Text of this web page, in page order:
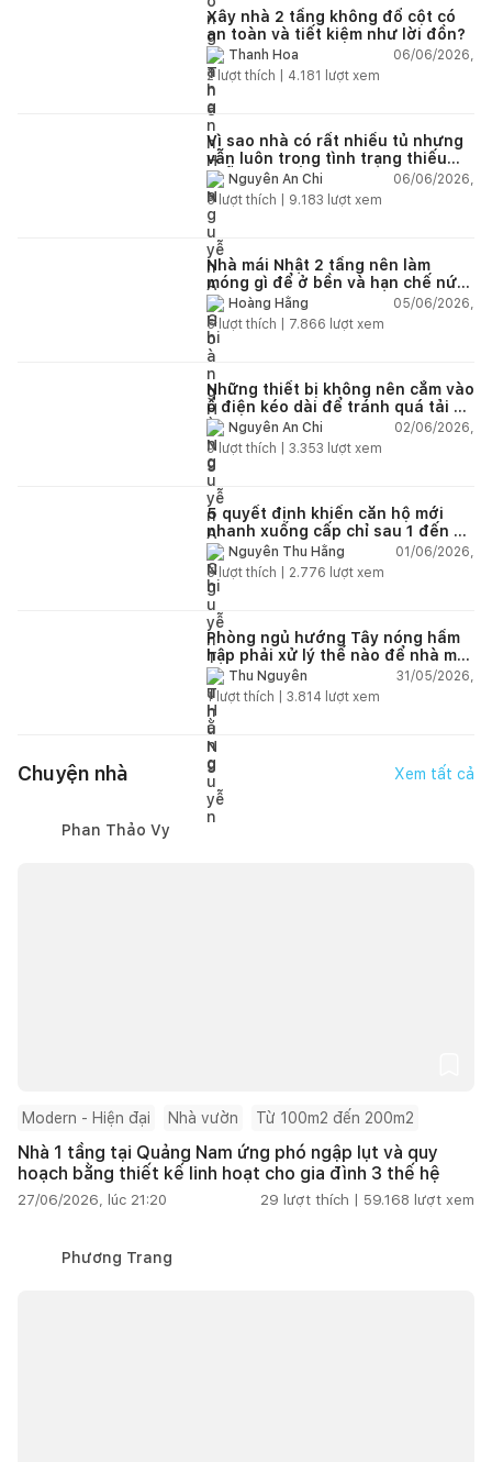
Xây nhà 2 tầng không đổ cột có
an toàn và tiết kiệm như lời đồn?
Thanh Hoa
06/06/2026,
2lượt thích | 4.181 lượt xem
Vì sao nhà có rất nhiều tủ nhưng
vẫn luôn trong tình trạng thiếu
chỗ chứa đồ?
Nguyễn An Chi
06/06/2026,
5lượt thích | 9.183 lượt xem
Nhà mái Nhật 2 tầng nên làm
móng gì để ở bền và hạn chế nứt
lún?Hoàng Hằng
05/06/2026,
5lượt thích | 7.866 lượt xem
Những thiết bị không nên cắm vào
ổ điện kéo dài để tránh quá tải và
chập cháy trong nhà
Nguyễn An Chi
02/06/2026,
9lượt thích | 3.353 lượt xem
5 quyết định khiến căn hộ mới
nhanh xuống cấp chỉ sau 1 đến 2
nămNguyễn Thu Hằng
01/06/2026,
5lượt thích | 2.776 lượt xem
Phòng ngủ hướng Tây nóng hầm
hập phải xử lý thế nào để nhà mát
hơn?Thu Nguyễn
31/05/2026,
1lượt thích | 3.814 lượt xem
Chuyện nhà Xem tất cả
Phan Thảo Vy
Modern - Hiện đại Nhà vườn Từ 100m2 đến 200m2
Nhà 1 tầng tại Quảng Nam ứng phó ngập lụt và quy
hoạch bằng thiết kế linh hoạt cho gia đình 3 thế hệ
27/06/2026, lúc 21:20 29 lượt thích | 59.168 lượt xem
Phương Trang